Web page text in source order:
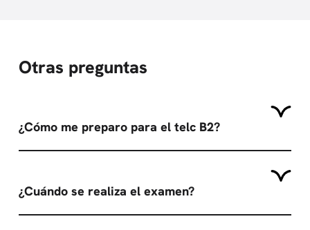
Otras preguntas
¿Cómo me preparo para el telc B2?
¿Cuándo se realiza el examen?